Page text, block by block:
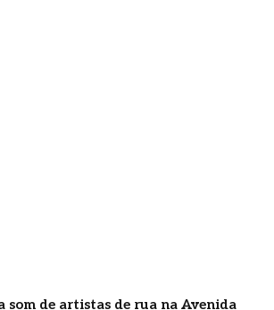
de artistas de rua na Avenida